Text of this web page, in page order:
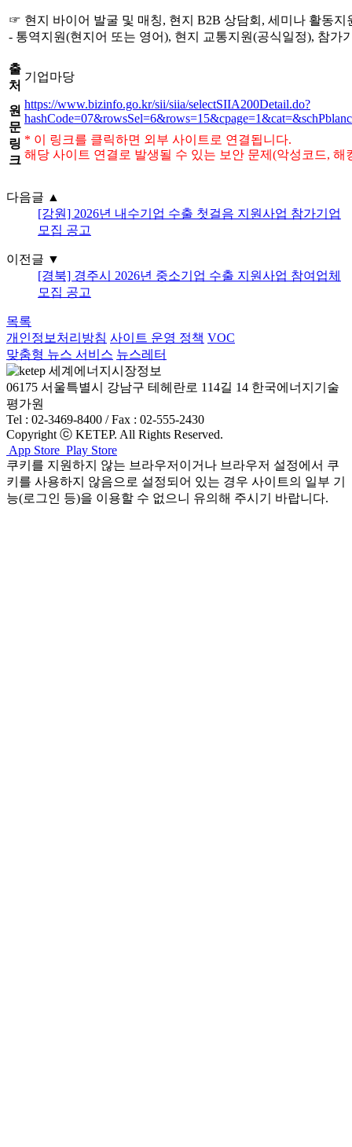
☞ 현지 바이어 발굴 및 매칭, 현지 B2B 상담회, 세미나 활동지
- 통역지원(현지어 또는 영어), 현지 교통지원(공식일정), 참가
출
처
기업마당
원
문
링
크
https://www.bizinfo.go.kr/sii/siia/selectSIIA200Detail.do?
* 이 링크를 클릭하면 외부 사이트로 연결됩니다.
해당 사이트 연결로 발생될 수 있는 보안 문제(악성코드,
다음글 ▲
[강원] 2026년 내수기업 수출 첫걸음 지원사업 참가기업
모집 공고
이전글 ▼
[경북] 경주시 2026년 중소기업 수출 지원사업 참여업체
모집 공고
목록
개인정보처리방침 사이트 운영 정책 VOC
맞춤형 뉴스 서비스 뉴스레터
06175 서울특별시 강남구 테헤란로 114길 14 한국에너지기술
평가원
Tel : 02-3469-8400 / Fax : 02-555-2430
Copyright ⓒ KETEP. All Rights Reserved.
App Store Play Store
쿠키를 지원하지 않는 브라우저이거나 브라우저 설정에서 쿠
키를 사용하지 않음으로 설정되어 있는 경우 사이트의 일부 기
능(로그인 등)을 이용할 수 없으니 유의해 주시기 바랍니다.